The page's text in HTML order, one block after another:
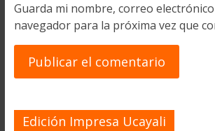
Guarda mi nombre, correo
navegador para la próxima vez que
Edición Impresa Ucayali